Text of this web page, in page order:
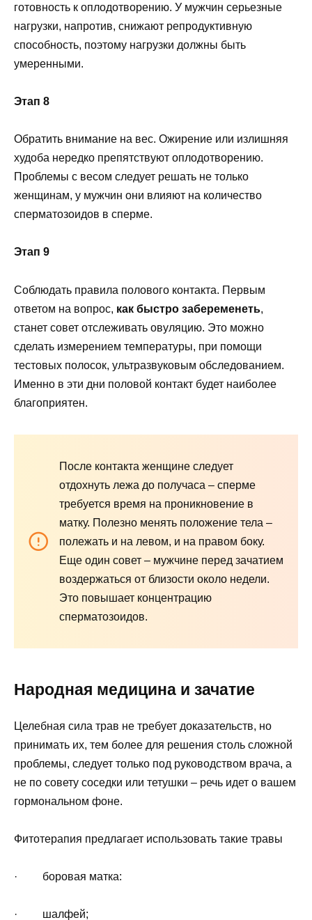
готовность к оплодотворению. У мужчин серьезные
нагрузки, напротив, снижают репродуктивную
способность, поэтому нагрузки должны быть
умеренными.
Этап 8
Обратить внимание на вес. Ожирение или излишняя
худоба нередко препятствуют оплодотворению.
Проблемы с весом следует решать не только
женщинам, у мужчин они влияют на количество
сперматозоидов в сперме.
Этап 9
Соблюдать правила полового контакта. Первым
ответом на вопрос, как быстро забеременеть,
станет совет отслеживать овуляцию. Это можно
сделать измерением температуры, при помощи
тестовых полосок, ультразвуковым обследованием.
Именно в эти дни половой контакт будет наиболее
благоприятен.
После контакта женщине следует
отдохнуть лежа до получаса – сперме
требуется время на проникновение в
матку. Полезно менять положение тела –
полежать и на левом, и на правом боку.
Еще один совет – мужчине перед зачатием
воздержаться от близости около недели.
Это повышает концентрацию
сперматозоидов.
Народная медицина и зачатие
Целебная сила трав не требует доказательств, но
принимать их, тем более для решения столь сложной
проблемы, следует только под руководством врача, а
не по совету соседки или тетушки – речь идет о вашем
гормональном фоне.
Фитотерапия предлагает использовать такие травы
· боровая матка:
· шалфей;